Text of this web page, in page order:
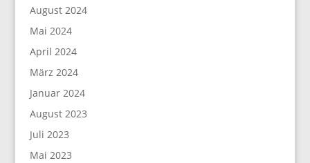
August 2024
Mai 2024
April 2024
März 2024
Januar 2024
August 2023
Juli 2023
Mai 2023